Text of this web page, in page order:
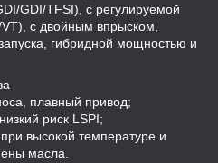
GDI/TFSI), с регулируемой
с двойным впрыском,
гибридной мощностью и
плавный привод;
риск LSPI;
высокой температуре и
масла.